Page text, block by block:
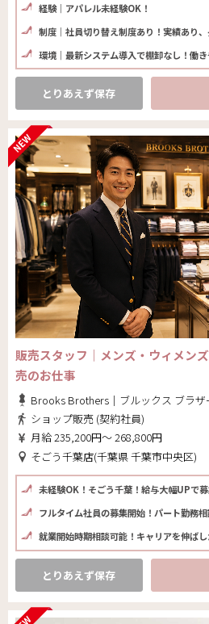
経験｜アパレル未経験OK！
制度｜社員切り替え制度あり！実績あり、
環境｜最新システム導入で棚卸なし！働
とりあえず保存
販売スタッフ｜メンズ・ウィメン
売のお仕事
Brooks Brothers｜ブルックス ブラザ
ショップ販売 (契約社員)
月給 235,200円～ 268,800円
そごう千葉店(千葉県 千葉市中央区)
未経験OK！そごう千葉！給与大幅UPで募
フルタイム社員の募集開始！パート勤務相
就業開始時期相談可能！キャリアを伸ばし
とりあえず保存